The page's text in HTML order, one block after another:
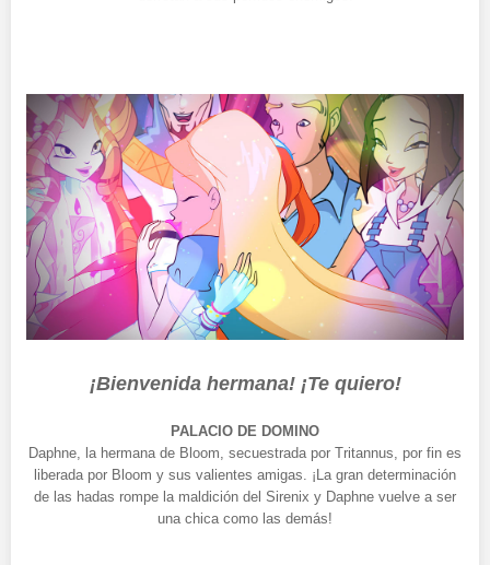
¡Bienvenida hermana! ¡Te quiero!
PALACIO DE DOMINO
Daphne, la hermana de Bloom, secuestrada por Tritannus, por fin es
liberada por Bloom y sus valientes amigas. ¡La gran determinación
de las hadas rompe la maldición del Sirenix y Daphne vuelve a ser
una chica como las demás!